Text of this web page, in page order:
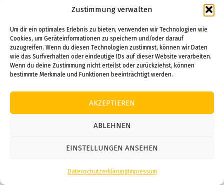
Zustimmung verwalten
Um dir ein optimales Erlebnis zu bieten, verwenden wir Technologien wie
Cookies, um Geräteinformationen zu speichern und/oder darauf
zuzugreifen. Wenn du diesen Technologien zustimmst, können wir Daten
wie das Surfverhalten oder eindeutige IDs auf dieser Website verarbeiten.
Wenn du deine Zustimmung nicht erteilst oder zurückziehst, können
bestimmte Merkmale und Funktionen beeinträchtigt werden.
AKZEPTIEREN
ABLEHNEN
EINSTELLUNGEN ANSEHEN
DatenschutzerklärungImpressum
eine kleine Künstlerkolonie, ist berühmt für
ihre inspirierenden Landschaften und die dort
ansässige Künstlerszene. Hier können Sie
Galerien besuchen und die Werke
einheimischer Künstler bewundern.
Bremen ist Fischerhude. Mit seinen
historischen Fachwerkhäusern und engen
Gassen ist es ein beliebtes Ziel für Besucher,
erkunden, in charmanten Cafés und